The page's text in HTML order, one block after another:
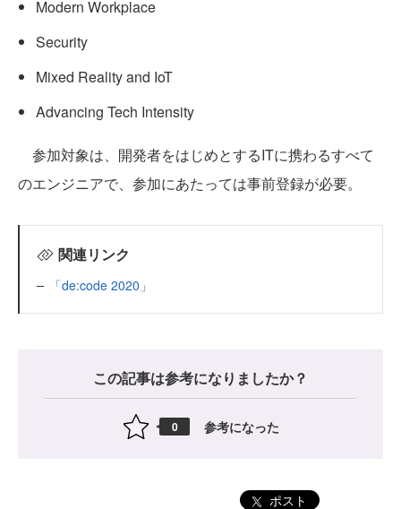
Modern Workplace
Security
Mixed Reality and IoT
Advancing Tech Intensity
参加対象は、開発者をはじめとするITに携わるすべて
のエンジニアで、参加にあたっては事前登録が必要。
関連リンク
「de:code 2020」
この記事は参考になりましたか？
0 参考になった
ポスト